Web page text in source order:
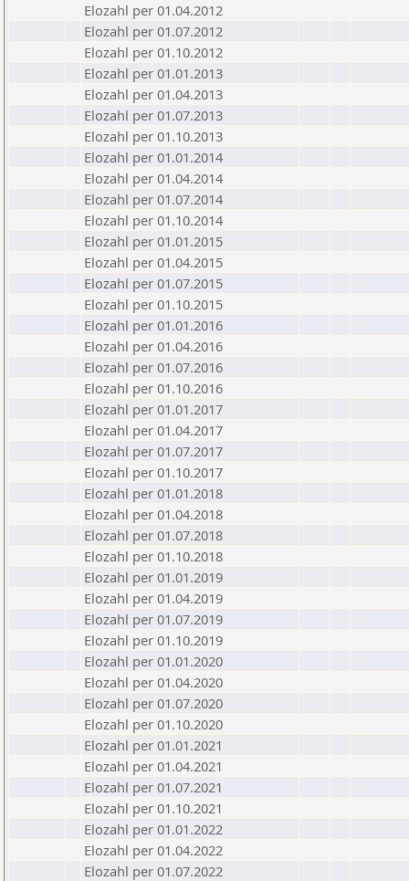
Elozahl per 01.04.2012
Elozahl per 01.07.2012
Elozahl per 01.10.2012
Elozahl per 01.01.2013
Elozahl per 01.04.2013
Elozahl per 01.07.2013
Elozahl per 01.10.2013
Elozahl per 01.01.2014
Elozahl per 01.04.2014
Elozahl per 01.07.2014
Elozahl per 01.10.2014
Elozahl per 01.01.2015
Elozahl per 01.04.2015
Elozahl per 01.07.2015
Elozahl per 01.10.2015
Elozahl per 01.01.2016
Elozahl per 01.04.2016
Elozahl per 01.07.2016
Elozahl per 01.10.2016
Elozahl per 01.01.2017
Elozahl per 01.04.2017
Elozahl per 01.07.2017
Elozahl per 01.10.2017
Elozahl per 01.01.2018
Elozahl per 01.04.2018
Elozahl per 01.07.2018
Elozahl per 01.10.2018
Elozahl per 01.01.2019
Elozahl per 01.04.2019
Elozahl per 01.07.2019
Elozahl per 01.10.2019
Elozahl per 01.01.2020
Elozahl per 01.04.2020
Elozahl per 01.07.2020
Elozahl per 01.10.2020
Elozahl per 01.01.2021
Elozahl per 01.04.2021
Elozahl per 01.07.2021
Elozahl per 01.10.2021
Elozahl per 01.01.2022
Elozahl per 01.04.2022
Elozahl per 01.07.2022